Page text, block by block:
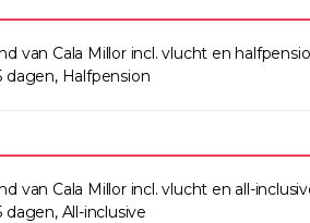
van Cala Millor incl. vlucht en
dagen, Halfpension
van Cala Millor incl. vlucht en all-
dagen, All-inclusive